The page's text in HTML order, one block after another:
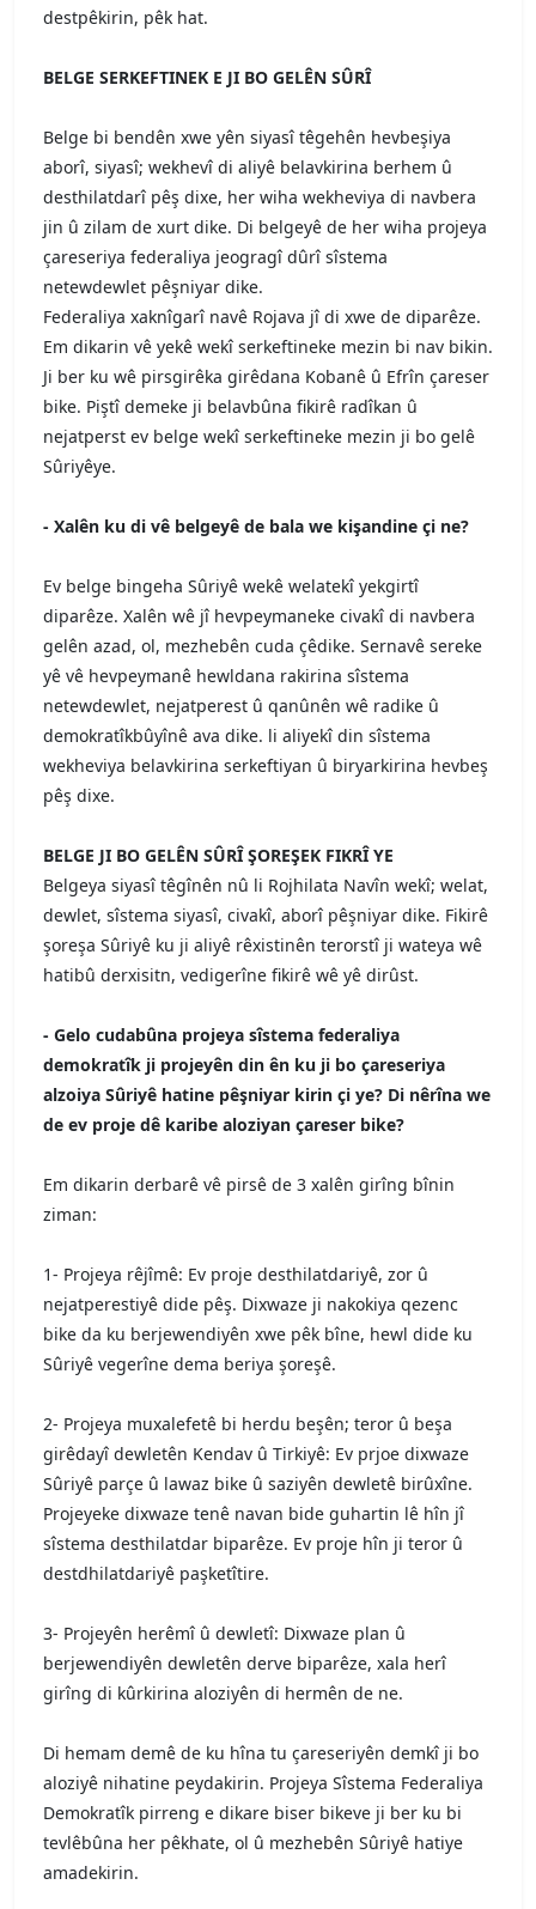
destpêkirin, pêk hat.
BELGE SERKEFTINEK E JI BO GELÊN SÛRÎ
Belge bi bendên xwe yên siyasî têgehên hevbeşiya
aborî, siyasî; wekhevî di aliyê belavkirina berhem û
desthilatdarî pêş dixe, her wiha wekheviya di navbera
jin û zilam de xurt dike. Di belgeyê de her wiha projeya
çareseriya federaliya jeogragî dûrî sîstema
netewdewlet pêşniyar dike.
Federaliya xaknîgarî navê Rojava jî di xwe de diparêze.
Em dikarin vê yekê wekî serkeftineke mezin bi nav bikin.
Ji ber ku wê pirsgirêka girêdana Kobanê û Efrîn çareser
bike. Piştî demeke ji belavbûna fikirê radîkan û
nejatperst ev belge wekî serkeftineke mezin ji bo gelê
Sûriyêye.
- Xalên ku di vê belgeyê de bala we kişandine çi ne?
Ev belge bingeha Sûriyê wekê welatekî yekgirtî
diparêze. Xalên wê jî hevpeymaneke civakî di navbera
gelên azad, ol, mezhebên cuda çêdike. Sernavê sereke
yê vê hevpeymanê hewldana rakirina sîstema
netewdewlet, nejatperest û qanûnên wê radike û
demokratîkbûyînê ava dike. li aliyekî din sîstema
wekheviya belavkirina serkeftiyan û biryarkirina hevbeş
pêş dixe.
BELGE JI BO GELÊN SÛRÎ ŞOREŞEK FIKRÎ YE
Belgeya siyasî têgînên nû li Rojhilata Navîn wekî; welat,
dewlet, sîstema siyasî, civakî, aborî pêşniyar dike. Fikirê
şoreşa Sûriyê ku ji aliyê rêxistinên terorstî ji wateya wê
hatibû derxisitn, vedigerîne fikirê wê yê dirûst.
- Gelo cudabûna projeya sîstema federaliya
demokratîk ji projeyên din ên ku ji bo çareseriya
alzoiya Sûriyê hatine pêşniyar kirin çi ye? Di nêrîna we
de ev proje dê karibe aloziyan çareser bike?
Em dikarin derbarê vê pirsê de 3 xalên girîng bînin
ziman:
1- Projeya rêjîmê: Ev proje desthilatdariyê, zor û
nejatperestiyê dide pêş. Dixwaze ji nakokiya qezenc
bike da ku berjewendiyên xwe pêk bîne, hewl dide ku
Sûriyê vegerîne dema beriya şoreşê.
2- Projeya muxalefetê bi herdu beşên; teror û beşa
girêdayî dewletên Kendav û Tirkiyê: Ev prjoe dixwaze
Sûriyê parçe û lawaz bike û saziyên dewletê birûxîne.
Projeyeke dixwaze tenê navan bide guhartin lê hîn jî
sîstema desthilatdar biparêze. Ev proje hîn ji teror û
destdhilatdariyê paşketîtire.
3- Projeyên herêmî û dewletî: Dixwaze plan û
berjewendiyên dewletên derve biparêze, xala herî
girîng di kûrkirina aloziyên di hermên de ne.
Di hemam demê de ku hîna tu çareseriyên demkî ji bo
aloziyê nihatine peydakirin. Projeya Sîstema Federaliya
Demokratîk pirreng e dikare biser bikeve ji ber ku bi
tevlêbûna her pêkhate, ol û mezhebên Sûriyê hatiye
amadekirin.